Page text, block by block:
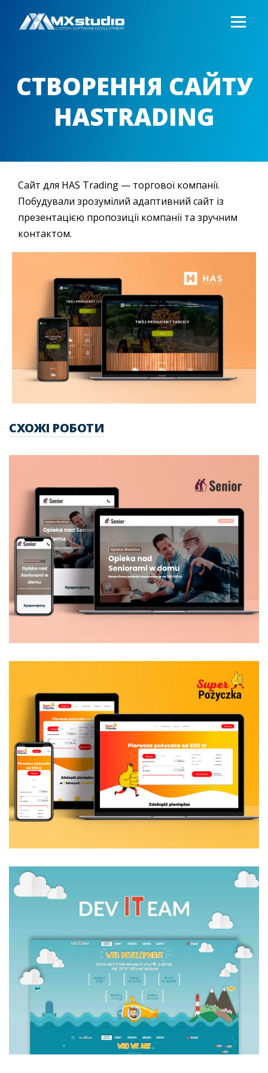
СТВОРЕННЯ САЙТУ
HASTRADING
Сайт для HAS Trading — торгової компанії.
Побудували зрозумілий адаптивний сайт із
презентацією пропозиції компанії та зручним
контактом.
СХОЖІ РОБОТИ